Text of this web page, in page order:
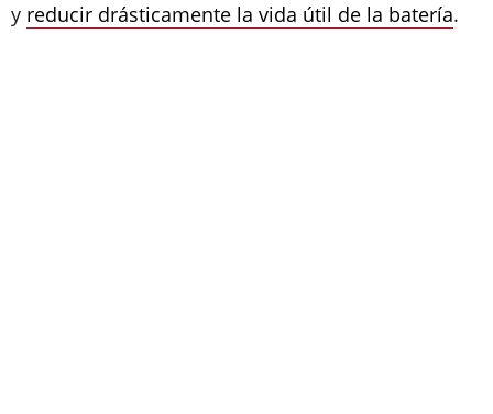
y reducir drásticamente la vida útil de la batería.